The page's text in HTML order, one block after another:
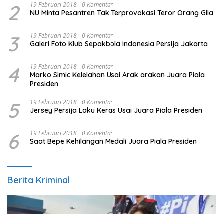
2 19 Februari 2018 0 Komentar
NU Minta Pesantren Tak Terprovokasi Teror Orang Gila
3 19 Februari 2018 0 Komentar
Galeri Foto Klub Sepakbola Indonesia Persija Jakarta
4 19 Februari 2018 0 Komentar
Marko Simic Kelelahan Usai Arak arakan Juara Piala
Presiden
5 19 Februari 2018 0 Komentar
Jersey Persija Laku Keras Usai Juara Piala Presiden
6 19 Februari 2018 0 Komentar
Saat Bepe Kehilangan Medali Juara Piala Presiden
Berita Kriminal